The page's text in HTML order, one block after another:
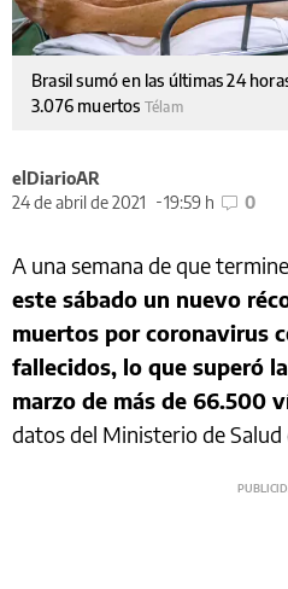
Brasil sumó en las últimas 24
3.076 muertos Télam
elDiarioAR
24 de abril de 2021
19:59 h 0
A una semana de que
este sábado un nuevo
muertos por coronavirus
fallecidos, lo que superó
marzo de más de 66.500
datos del Ministerio de Salud